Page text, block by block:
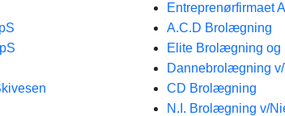
Entreprenørfirmaet
A.C.D Brolægning
Elite Brolægning og
Dannebrolægning
CD Brolægning
N.I. Brolægning v/